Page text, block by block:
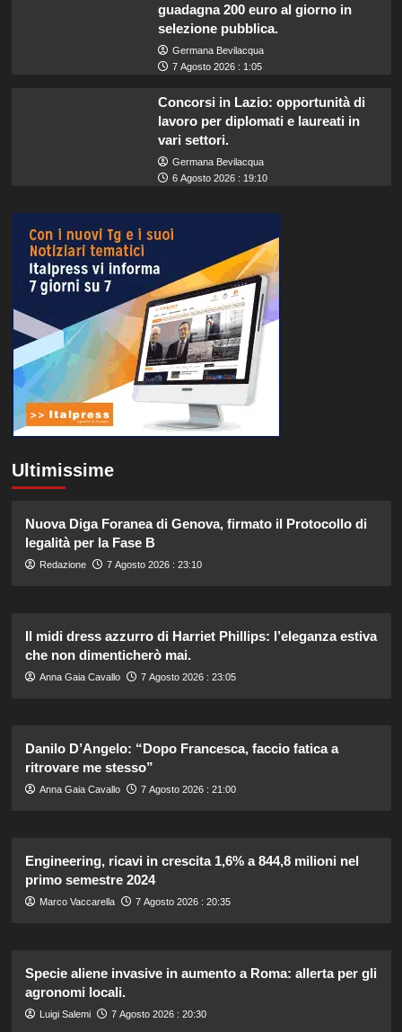
guadagna 200 euro al giorno in
selezione pubblica.
Germana Bevilacqua
7 Agosto 2026 : 1:05
Concorsi in Lazio: opportunità di
lavoro per diplomati e laureati in
vari settori.
Germana Bevilacqua
6 Agosto 2026 : 19:10
Ultimissime
Nuova Diga Foranea di Genova, firmato il Protocollo di
legalità per la Fase B
Redazione 7 Agosto 2026 : 23:10
Il midi dress azzurro di Harriet Phillips: l’eleganza estiva
che non dimenticherò mai.
Anna Gaia Cavallo 7 Agosto 2026 : 23:05
Danilo D’Angelo: “Dopo Francesca, faccio fatica a
ritrovare me stesso”
Anna Gaia Cavallo 7 Agosto 2026 : 21:00
Engineering, ricavi in crescita 1,6% a 844,8 milioni nel
primo semestre 2024
Marco Vaccarella 7 Agosto 2026 : 20:35
Specie aliene invasive in aumento a Roma: allerta per gli
agronomi locali.
Luigi Salemi 7 Agosto 2026 : 20:30